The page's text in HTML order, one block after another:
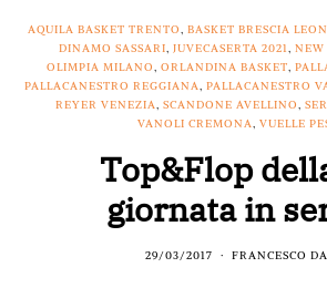
AQUILA BASKET TRENTO, BASKET BRESCIA
DINAMO SASSARI, JUVECASERTA 2021, NEW
OLIMPIA MILANO, ORLANDINA BASKET,
PALLACANESTRO REGGIANA, PALLACANESTRO
REYER VENEZIA, SCANDONE AVELLINO,
VANOLI CREMONA, VUELLE
Top&Flop
giornata in
29/03/2017 FRANCESCO